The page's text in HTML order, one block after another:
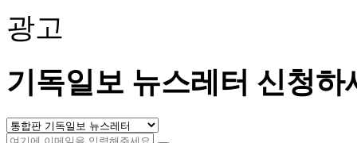
광고
기독일보 뉴스레터 신청하